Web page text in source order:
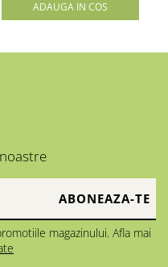
ADAUGA IN COS
magazinului. Afla mai